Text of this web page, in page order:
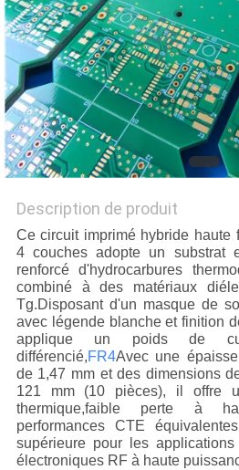
CAS
PLAN
DU
SITE
POLITIQUE
DE
CONFIDENTIALITÉ
Description de produit
Ce circuit imprimé hybride haute
4 couches adopte un substrat
renforcé d'hydrocarbures
combiné à des matériaux
Tg.Disposant d'un masque de
avec légende blanche et finition
applique un poids de
différencié,FR4Avec une
de 1,47 mm et des dimensions
121 mm (10 pièces), il offre
thermique,faible perte à
performances CTE
supérieure pour les
électroniques RF à haute